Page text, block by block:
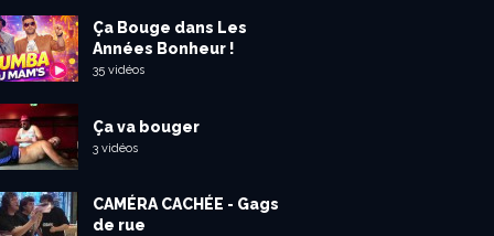
Ça Bouge dans Les
Années Bonheur !
35 vidéos
Ça va bouger
3 vidéos
CAMÉRA CACHÉE - Gags
de rue